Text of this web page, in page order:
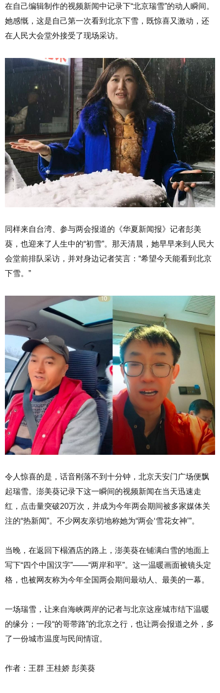
在自己编辑制作的视频新闻中记录下“北京瑞雪”的动人瞬间。
她感慨，这是自己第一次看到北京下雪，既惊喜又激动，还
在人民大会堂外接受了现场采访。
同样来自台湾、参与两会报道的《华夏新闻报》记者彭美
葵 ，也迎来了人生中的“初雪”。那天清晨，她早早来到人民大
会堂前排队采访，并对身边记者笑言：“希望今天能看到北京
下雪。”
令人惊喜的是，话音刚落不到十分钟，北京天安门广场便飘
起瑞雪。澎美葵记录下这一瞬间的视频新闻在当天迅速走
红，点击量突破20万次，并成为今年两会期间被多家媒体关
注的“热新闻”。不少网友亲切地称她为“两会‘雪花女神’”。
当晚，在返回下榻酒店的路上，澎美葵在铺满白雪的地面上
写下“四个中国汉字”——“两岸和平”。这一温暖画面被镜头定
格，也被网友称为今年全国两会期间最动人、最美的一幕。
一场瑞雪，让来自海峡两岸的记者与北京这座城市结下温暖
的缘分；一段“的哥带路”的北京之行，也让两会报道之外，多
了一份城市温度与民间情谊。
作者：王群 王桂娇 彭美葵